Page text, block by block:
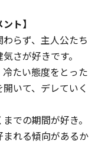
ト】
らず、主人公たち
さが好きです。
たい態度をとった
いて、デレていく
での期間が好き。
れる傾向があるか